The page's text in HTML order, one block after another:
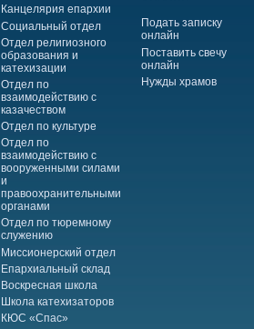
Канцелярия епархии
Социальный отдел
Отдел религиозного
образования и
катехизации
Отдел по
взаимодействию с
казачеством
Отдел по культуре
Отдел по
взаимодействию с
вооруженными силами
и
правоохранительными
органами
Отдел по тюремному
служению
Миссионерский отдел
Епархиальный склад
Воскресная школа
Школа катехизаторов
КЮС «Спас»
Подать записку
онлайн
Поставить свечу
онлайн
Нужды храмов